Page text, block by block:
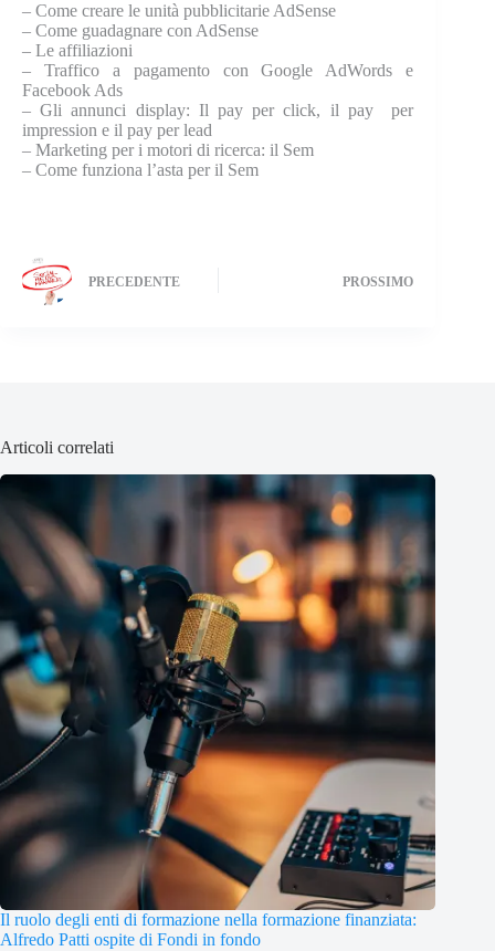
– Come creare le unità pubblicitarie AdSense
– Come guadagnare con AdSense
– Le affiliazioni
–
Traffico a pagamento con Google AdWords e
Facebook Ads
– Gli annunci display: Il pay per click, il pay per
impression e il pay per lead
– Marketing per i motori di ricerca: il Sem
– Come funziona l’asta per il Sem
PRECEDENTE PROSSIMO
Articoli correlati
Il ruolo degli enti di formazione nella formazione finanziata:
Alfredo Patti ospite di Fondi in fondo